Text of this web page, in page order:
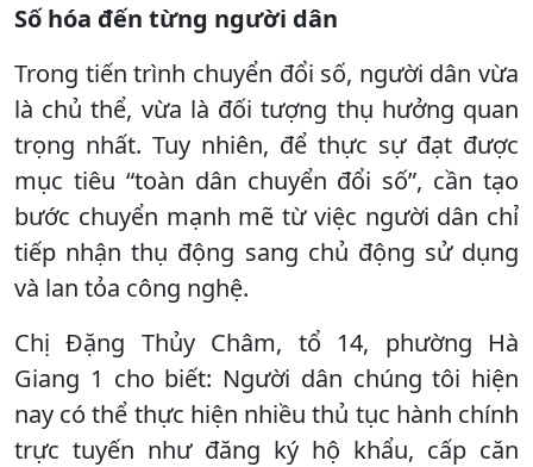
Số hóa đến từng người dân
Trong tiến trình chuyển đổi số, người dân vừa
là chủ thể, vừa là đối tượng thụ hưởng quan
trọng nhất. Tuy nhiên, để thực sự đạt được
mục tiêu “toàn dân chuyển đổi số”, cần tạo
bước chuyển mạnh mẽ từ việc người dân chỉ
tiếp nhận thụ động sang chủ động sử dụng
và lan tỏa công nghệ.
Chị Đặng Thủy Châm, tổ 14, phường Hà
Giang 1 cho biết: Người dân chúng tôi hiện
nay có thể thực hiện nhiều thủ tục hành chính
trực tuyến như đăng ký hộ khẩu, cấp căn